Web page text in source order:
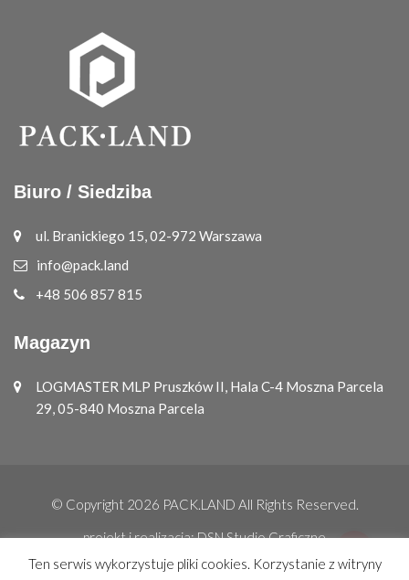
Biuro / Siedziba
ul. Branickiego 15, 02-972 Warszawa
info@pack.land
+48 506 857 815
Magazyn
LOGMASTER MLP Pruszków II, Hala C-4 Moszna Parcela
29, 05-840 Moszna Parcela
© Copyright 2026 PACK.LAND All Rights Reserved.
projekt i realizacja:DSN Studio Graficzne
Ten serwis wykorzystuje pliki cookies. Korzystanie z witryny